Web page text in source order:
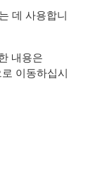
데 사용합니
내용은
로 이동하십시